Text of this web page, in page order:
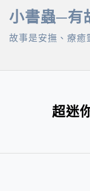
Skip
content
小書蟲─有
故事是安撫、療癒
超迷